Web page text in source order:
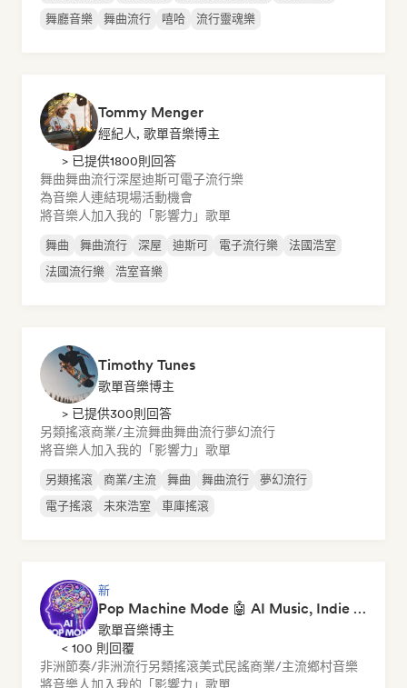
舞廳音樂
舞曲流行 嘻哈 流行靈魂樂
Tommy Menger
經紀人, 歌單音樂博主
> 已提供1800則回答
舞曲舞曲流行深屋迪斯可電子流行樂
為音樂人連結現場活動機會
將音樂人加入我的「影響力」歌單
舞曲 舞曲流行 深屋 迪斯可 電子流行樂
法國浩室
法國流行樂
浩室音樂
Timothy Tunes
歌單音樂博主
> 已提供300則回答
另類搖滾商業/主流舞曲舞曲流行夢幻流行
將音樂人加入我的「影響力」歌單
另類搖滾 商業/主流 舞曲 舞曲流行
夢幻流行
電子搖滾
未來浩室 車庫搖滾
新
Pop Machine Mode 🤖 AI Music, Indie Pop & Dream Pop
歌單音樂博主
< 100 則回覆
非洲節奏/非洲流行另類搖滾美式民謠商業/主流鄉村音樂
將音樂人加入我的「影響力」歌單